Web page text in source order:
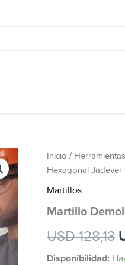
Inicio / Herramientas
Hexagonal Jadever
Martillos
Martillo
USD128,13
Disponibilidad:
Martillo
Demoledor
1300w
15j
Hexagonal
cantidad